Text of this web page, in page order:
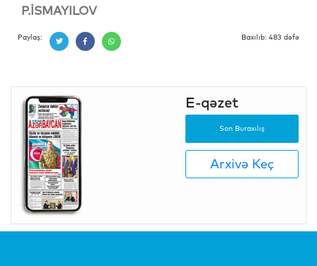
P.İSMAYILOV
Paylaş: Baxılıb: 483 dəfə
E-qəzet
Son Buraxılış
Arxivə Keç